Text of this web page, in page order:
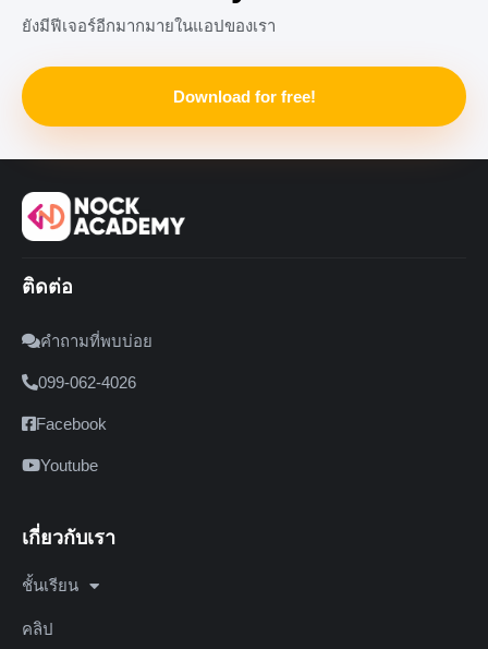
ยังมีฟีเจอร์อีกมากมายในแอปของเรา
Download for free!
ติดต่อ
คำถามที่พบบ่อย
099-062-4026
Facebook
Youtube
เกี่ยวกับเรา
ชั้นเรียน
คลิป